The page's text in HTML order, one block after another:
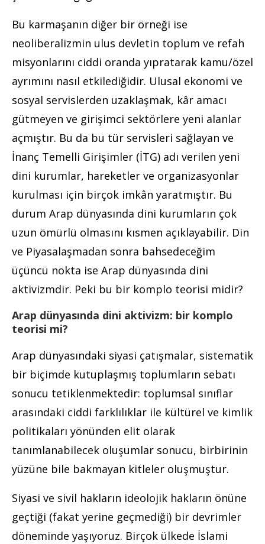
Bu karmaşanın diğer bir örneği ise
neoliberalizmin ulus devletin toplum ve refah
misyonlarını ciddi oranda yıpratarak kamu/özel
ayrımını nasıl etkilediğidir. Ulusal ekonomi ve
sosyal servislerden uzaklaşmak, kâr amacı
gütmeyen ve girişimci sektörlere yeni alanlar
açmıştır. Bu da bu tür servisleri sağlayan ve
İnanç Temelli Girişimler (İTG) adı verilen yeni
dini kurumlar, hareketler ve organizasyonlar
kurulması için birçok imkân yaratmıştır. Bu
durum Arap dünyasında dini kurumların çok
uzun ömürlü olmasını kısmen açıklayabilir. Din
ve Piyasalaşmadan sonra bahsedeceğim
üçüncü nokta ise Arap dünyasında dini
aktivizmdir. Peki bu bir komplo teorisi midir?
Arap dünyasında dini aktivizm: bir komplo
teorisi mi?
Arap dünyasındaki siyasi çatışmalar, sistematik
bir biçimde kutuplaşmış toplumların sebatı
sonucu tetiklenmektedir: toplumsal sınıflar
arasındaki ciddi farklılıklar ile kültürel ve kimlik
politikaları yönünden elit olarak
tanımlanabilecek oluşumlar sonucu, birbirinin
yüzüne bile bakmayan kitleler oluşmuştur.
Siyasi ve sivil hakların ideolojik hakların önüne
geçtiği (fakat yerine geçmediği) bir devrimler
döneminde yaşıyoruz. Birçok ülkede İslami